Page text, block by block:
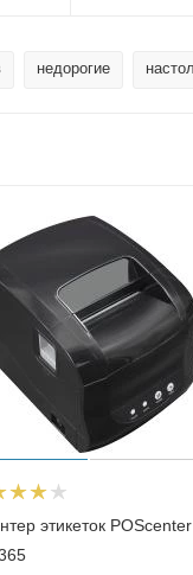
недорогие
этикеток POScenter